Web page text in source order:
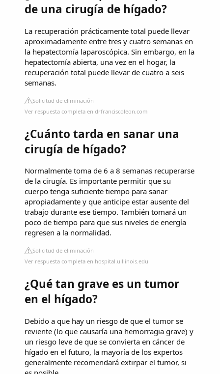
de una cirugía de hígado?
La recuperación prácticamente total puede llevar
aproximadamente entre tres y cuatro semanas en
la hepatectomía laparoscópica. Sin embargo, en la
hepatectomía abierta, una vez en el hogar, la
recuperación total puede llevar de cuatro a seis
semanas.
Solicitud de eliminación
Ver respuesta completa en drfranciscoleon.com
¿Cuánto tarda en sanar una
cirugía de hígado?
Normalmente toma de 6 a 8 semanas recuperarse
de la cirugía. Es importante permitir que su
cuerpo tenga suficiente tiempo para sanar
apropiadamente y que anticipe estar ausente del
trabajo durante ese tiempo. También tomará un
poco de tiempo para que sus niveles de energía
regresen a la normalidad.
Solicitud de eliminación
Ver respuesta completa en hospital.uillinois.edu
¿Qué tan grave es un tumor
en el hígado?
Debido a que hay un riesgo de que el tumor se
reviente (lo que causaría una hemorragia grave) y
un riesgo leve de que se convierta en cáncer de
hígado en el futuro, la mayoría de los expertos
generalmente recomendará extirpar el tumor, si